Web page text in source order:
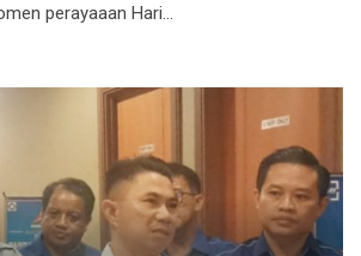
perayaaan Hari…